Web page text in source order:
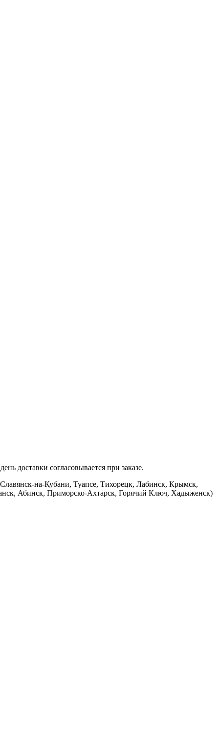
доставки согласовывается при заказе.
на-Кубани, Туапсе, Тихорецк, Лабинск, Крымск,
Абинск, Приморско-Ахтарск, Горячий Ключ, Хадыженск)